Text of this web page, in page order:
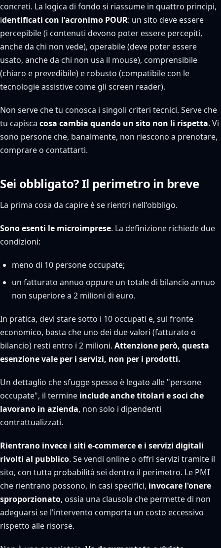
concreti. La logica di fondo si riassume in quattro principi,
identificati con l'acronimo POUR: un sito deve essere
percepibile (i contenuti devono poter essere percepiti,
anche da chi non vede), operabile (deve poter essere
usato, anche da chi non usa il mouse), comprensibile
(chiaro e prevedibile) e robusto (compatibile con le
tecnologie assistive come gli screen reader).
Non serve che tu conosca i singoli criteri tecnici. Serve che
tu capisca cosa cambia quando un sito non li rispetta. Vi
sono persone che, banalmente, non riescono a prenotare,
comprare o contattarti.
Sei obbligato? Il perimetro in breve
La prima cosa da capire è se rientri nell'obbligo.
Sono esenti le microimprese. La definizione richiede due
condizioni:
meno di 10 persone occupate;
un fatturato annuo oppure un totale di bilancio annuo
non superiore a 2 milioni di euro.
In pratica, devi stare sotto i 10 occupati e, sul fronte
economico, basta che uno dei due valori (fatturato o
bilancio) resti entro i 2 milioni. Attenzione però, questa
esenzione vale per i servizi, non per i prodotti.
Un dettaglio che sfugge spesso è legato alle "persone
occupate", il termine include anche titolari e soci che
lavorano in azienda, non solo i dipendenti
contrattualizzati.
Rientrano invece i siti e-commerce e i servizi digitali
rivolti al pubblico. Se vendi online o offri servizi tramite il
sito, con tutta probabilità sei dentro il perimetro. Le PMI
che rientrano possono, in casi specifici, invocare l'onere
sproporzionato, ossia una clausola che permette di non
adeguarsi se l'intervento comporta un costo eccessivo
rispetto alle risorse.